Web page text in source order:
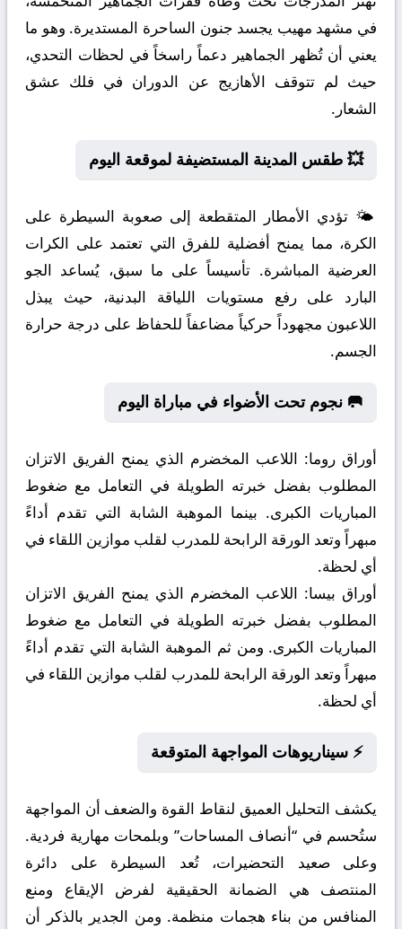
في مشهد مهيب يجسد جنون الساحرة المستديرة. وهو ما
يعني أن تُظهر الجماهير دعماً راسخاً في لحظات التحدي،
حيث لم تتوقف الأهازيج عن الدوران في فلك عشق
الشعار.
💥 طقس المدينة المستضيفة لموقعة اليوم
🌤️ تؤدي الأمطار المتقطعة إلى صعوبة السيطرة على
الكرة، مما يمنح أفضلية للفرق التي تعتمد على الكرات
العرضية المباشرة. تأسيساً على ما سبق، يُساعد الجو
البارد على رفع مستويات اللياقة البدنية، حيث يبذل
اللاعبون مجهوداً حركياً مضاعفاً للحفاظ على درجة حرارة
الجسم.
🥅 نجوم تحت الأضواء في مباراة اليوم
أوراق روما: اللاعب المخضرم الذي يمنح الفريق الاتزان
المطلوب بفضل خبرته الطويلة في التعامل مع ضغوط
المباريات الكبرى. بينما الموهبة الشابة التي تقدم أداءً
مبهراً وتعد الورقة الرابحة للمدرب لقلب موازين اللقاء في
أي لحظة.
أوراق بيسا: اللاعب المخضرم الذي يمنح الفريق الاتزان
المطلوب بفضل خبرته الطويلة في التعامل مع ضغوط
المباريات الكبرى. ومن ثم الموهبة الشابة التي تقدم أداءً
مبهراً وتعد الورقة الرابحة للمدرب لقلب موازين اللقاء في
أي لحظة.
⚡ سيناريوهات المواجهة المتوقعة
يكشف التحليل العميق لنقاط القوة والضعف أن المواجهة
ستُحسم في “أنصاف المساحات” وبلمحات مهارية فردية.
وعلى صعيد التحضيرات، تُعد السيطرة على دائرة
المنتصف هي الضمانة الحقيقية لفرض الإيقاع ومنع
المنافس من بناء هجمات منظمة. ومن الجدير بالذكر أن